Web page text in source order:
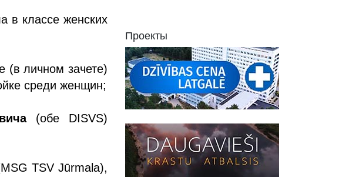
в классе женских
(в личном зачете)
среди женщин;
(обе DISVS)
TSV Jūrmala),
Проекты